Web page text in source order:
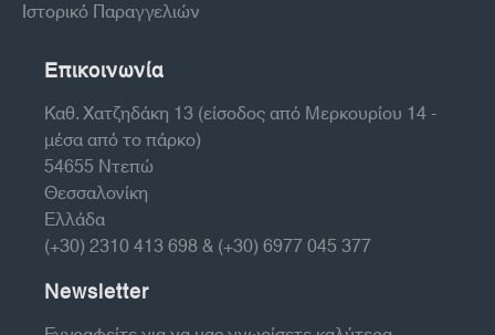
Ιστορικό Παραγγελιών
Επικοινωνία
Καθ. Χατζηδάκη 13 (είσοδος από Μερκουρίου 14 -
μέσα από το πάρκο)
54655 Ντεπώ
Θεσσαλονίκη
Ελλάδα
(+30) 2310 413 698 & (+30) 6977 045 377
Newsletter